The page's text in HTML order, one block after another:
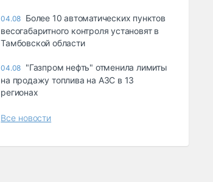
04.08 Более 10 автоматических пунктов
весогабаритного контроля установят в
Тамбовской области
04.08 "Газпром нефть" отменила лимиты
на продажу топлива на АЗС в 13
регионах
Все новости